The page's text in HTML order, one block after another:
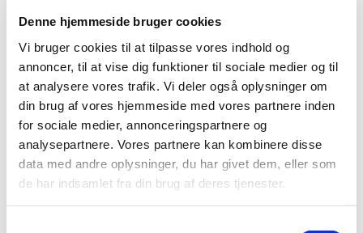
Denne hjemmeside bruger cookies
Vi bruger cookies til at tilpasse vores indhold og
annoncer, til at vise dig funktioner til sociale medier og til
at analysere vores trafik. Vi deler også oplysninger om
din brug af vores hjemmeside med vores partnere inden
for sociale medier, annonceringspartnere og
analysepartnere. Vores partnere kan kombinere disse
data med andre oplysninger, du har givet dem, eller som
de har indsamlet fra din brug af deres tjenester.
Vandhane i bruneret kobber med
firkantet tud (opgraderbar)
kr.2.495,00
Luksus vandhane i bruneret kobber som kan bruges til
kogende og kølet vand samt danskvand (Taurus 3-1, 4-
1 og 5-1 udstyr).
Vandhane
i Tilføj til kurv
Varenummer (SKU):V-BKF Kategori:Kun Vandhane